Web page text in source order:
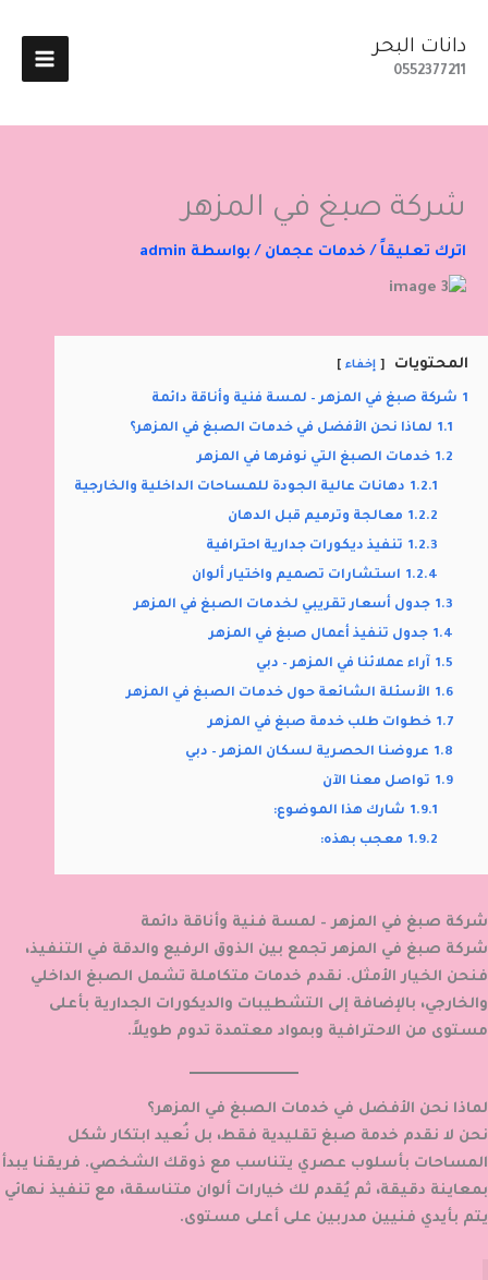
المحتوى
دانات البحر
0552377211
شركة صبغ في المزهر
اترك تعليقاً / خدمات عجمان / بواسطة admin
المحتويات إخفاء
1 شركة صبغ في المزهر – لمسة فنية وأناقة دائمة
1.1 لماذا نحن الأفضل في خدمات الصبغ في المزهر؟
1.2 خدمات الصبغ التي نوفرها في المزهر
1.2.1 دهانات عالية الجودة للمساحات الداخلية والخارجية
1.2.2 معالجة وترميم قبل الدهان
1.2.3 تنفيذ ديكورات جدارية احترافية
1.2.4 استشارات تصميم واختيار ألوان
1.3 جدول أسعار تقريبي لخدمات الصبغ في المزهر
1.4 جدول تنفيذ أعمال صبغ في المزهر
1.5 آراء عملائنا في المزهر – دبي
1.6 الأسئلة الشائعة حول خدمات الصبغ في المزهر
1.7 خطوات طلب خدمة صبغ في المزهر
1.8 عروضنا الحصرية لسكان المزهر – دبي
1.9 تواصل معنا الآن
1.9.1 شارك هذا الموضوع:
1.9.2 معجب بهذه:
شركة صبغ في المزهر – لمسة فنية وأناقة دائمة
شركة صبغ في المزهر تجمع بين الذوق الرفيع والدقة في التنفيذ،
فنحن الخيار الأمثل. نقدم خدمات متكاملة تشمل الصبغ الداخلي
والخارجي، بالإضافة إلى التشطيبات والديكورات الجدارية بأعلى
مستوى من الاحترافية وبمواد معتمدة تدوم طويلاً.
لماذا نحن الأفضل في خدمات الصبغ في المزهر؟
نحن لا نقدم خدمة صبغ تقليدية فقط، بل نُعيد ابتكار شكل
المساحات بأسلوب عصري يتناسب مع ذوقك الشخصي. فريقنا يبدأ
بمعاينة دقيقة، ثم يُقدم لك خيارات ألوان متناسقة، مع تنفيذ نهائي
يتم بأيدي فنيين مدربين على أعلى مستوى.